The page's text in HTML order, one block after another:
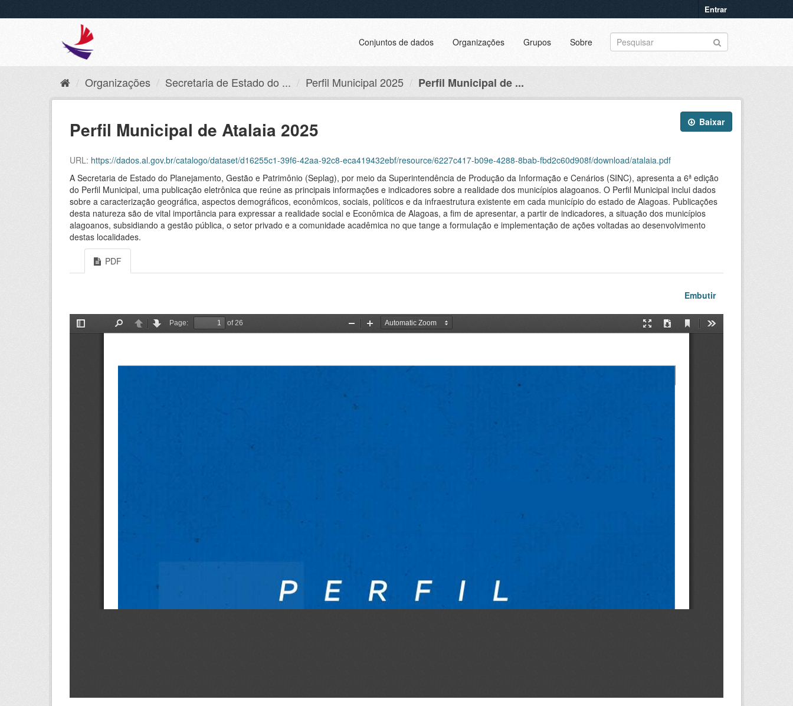
Entrar
Conjuntos de dados Organizações Grupos Sobre
Organizações Secretaria de Estado do ... Perfil Municipal 2025 Perfil Municipal de ...
Baixar
Perfil Municipal de Atalaia 2025
URL: https://dados.al.gov.br/catalogo/dataset/d16255c1-39f6-42aa-92c8-eca419432ebf/resource/6227c417-b09e-4288-8bab-fbd2c60d908f/download/atalaia.pdf
A Secretaria de Estado do Planejamento, Gestão e Patrimônio (Seplag), por meio da Superintendência de Produção da Informação e Cenários (SINC), apresenta a 6ª edição
do Perfil Municipal, uma publicação eletrônica que reúne as principais informações e indicadores sobre a realidade dos municípios alagoanos. O Perfil Municipal inclui dados
sobre a caracterização geográfica, aspectos demográficos, econômicos, sociais, políticos e da infraestrutura existente em cada município do estado de Alagoas. Publicações
desta natureza são de vital importância para expressar a realidade social e Econômica de Alagoas, a fim de apresentar, a partir de indicadores, a situação dos municípios
alagoanos, subsidiando a gestão pública, o setor privado e a comunidade acadêmica no que tange a formulação e implementação de ações voltadas ao desenvolvimento
destas localidades.
PDF
Embutir